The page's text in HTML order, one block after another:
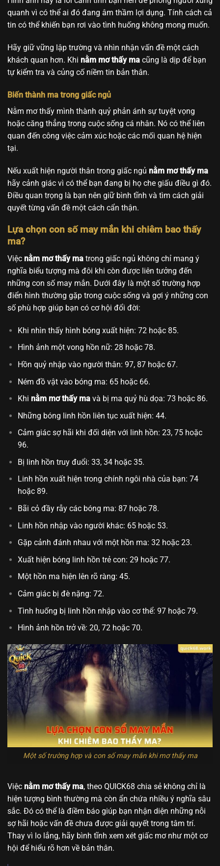
quanh vì có thể ai đó đang âm thầm lợi dụng. Tính cách cả
tin có thể khiến bạn rơi vào tình huống không mong muốn.
Hãy giữ vững lập trường và nhìn nhận vấn đề một cách
khách quan hơn. Khi nằm mơ thấy ma cũng là dịp để bạn
tự kiểm tra và củng cố niềm tin bản thân.
Biến thành ma trong giấc ngủ
Nằm mơ thấy mình thành quỷ phản ánh sự tuyệt vọng
hoặc căng thẳng trong cuộc sống cá nhân. Nó có thể liên
quan đến công việc cảm xúc hoặc các mối quan hệ hiện
tại.
Nếu xuất hiện người thân trong giấc ngủ nằm mơ thấy ma
hãy cảnh giác vì có thể bạn đang bị họ che giấu điều gì đó.
Điều quan trọng là bạn nên giữ bình tĩnh và tìm cách giải
quyết từng vấn đề một cách cẩn thận.
Lựa chọn con số may mắn khi chiêm bao thấy
ma?
Việc nằm mơ thấy ma trong giấc ngủ không chỉ mang ý
nghĩa biểu tượng mà đôi khi còn được liên tưởng đến
những con số may mắn. Dưới đây là một số trường hợp
điển hình thường gặp trong cuộc sống và gợi ý những con
số phù hợp giúp bạn có cơ hội đổi đời:
Khi nhìn thấy hình bóng xuất hiện: 72 hoặc 85.
Hình ảnh một vong hồn nữ: 28 hoặc 78.
Hồn quỷ nhập vào người thân: 97, 87 hoặc 67.
Ném đồ vật vào bóng ma: 65 hoặc 66.
Khi nằm mơ thấy mavà bị ma quỷ hù dọa: 73 hoặc 86.
Những bóng linh hồn liên tục xuất hiện: 44.
Cảm giác sợ hãi khi đối diện với linh hồn: 23, 75 hoặc
96.
Bị linh hồn truy đuổi: 33, 34 hoặc 35.
Linh hồn xuất hiện trong chính ngôi nhà của bạn: 74
hoặc 89.
Bãi cỏ đầy rẫy các bóng ma: 87 hoặc 78.
Linh hồn nhập vào người khác: 65 hoặc 53.
Gặp cảnh đánh nhau với một hồn ma: 32 hoặc 23.
Xuất hiện bóng linh hồn trẻ con: 29 hoặc 77.
Một hồn ma hiện lên rõ ràng: 45.
Cảm giác bị đè nặng: 72.
Tình huống bị linh hồn nhập vào cơ thể: 97 hoặc 79.
Hình ảnh hồn trở về: 20, 72 hoặc 70.
Một số trường hợp và con số may mắn khi mơ thấy ma
Việc nằm mơ thấy ma, theo QUICK68 chia sẻ không chỉ là
hiện tượng bình thường mà còn ẩn chứa nhiều ý nghĩa sâu
sắc. Đó có thể là điềm báo giúp bạn nhận diện những nỗi
sợ hãi hoặc vấn đề chưa được giải quyết trong tâm trí.
Thay vì lo lắng, hãy bình tĩnh xem xét giấc mơ như một cơ
hội để hiểu rõ hơn về bản thân.